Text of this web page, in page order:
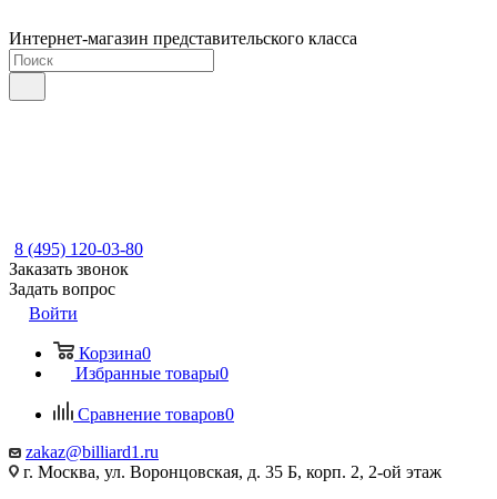
Интернет-магазин представительского класса
8 (495) 120-03-80
Заказать звонок
Задать вопрос
Войти
Корзина0
Избранные товары0
Сравнение товаров0
zakaz@billiard1.ru
г. Москва, ул. Воронцовская, д. 35 Б, корп. 2, 2-ой этаж